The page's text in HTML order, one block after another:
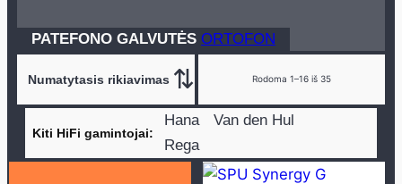
PATEFONO GALVUTĖS ORTOFON
Rodoma 1–16 iš 35
Kiti HiFi gamintojai
Hana
Van den Hul
Rega